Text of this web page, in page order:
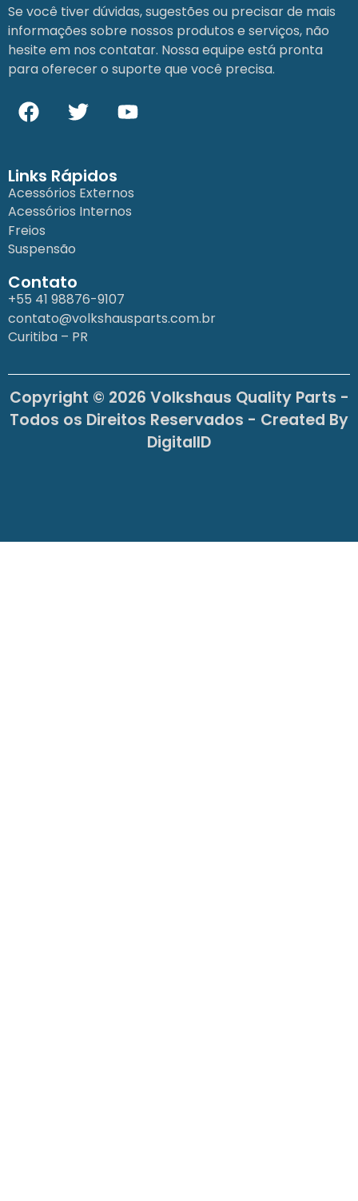
Se você tiver dúvidas, sugestões ou precisar de mais
informações sobre nossos produtos e serviços, não
hesite em nos contatar. Nossa equipe está pronta
para oferecer o suporte que você precisa.
Links Rápidos
Acessórios Externos
Acessórios Internos
Freios
Suspensão
Contato
+55 41 98876-9107
contato@volkshausparts.com.br
Curitiba – PR
Copyright © 2026 Volkshaus Quality Parts -
Todos os Direitos Reservados - Created By
DigitalID